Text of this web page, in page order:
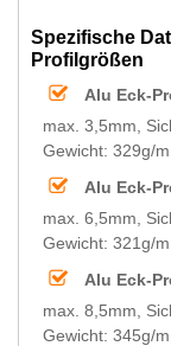
Spezifische
Profilgrößen
Alu Eck-
max. 3,5mm,
Gewicht: 329g/m
Alu Eck-
max. 6,5mm,
Gewicht: 321g/m
Alu Eck-
max. 8,5mm,
Gewicht: 345g/m